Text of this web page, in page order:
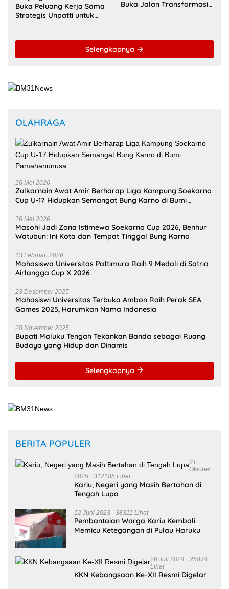
Buka Peluang Kerja Sama
Strategis Unpatti untuk
Buka Jalan Transformasi
Selengkapnya
OLAHRAGA
16 Mei 2026
Zulkarnain Awat Amir Berharap Liga Kampung Soekarno
Cup U-17 Hidupkan Semangat Bung Karno di Bumi
16 Mei 2026
Masohi Jadi Zona Istimewa Soekarno Cup 2026, Benhur
Watubun: Ini Kota dan Tempat Tinggal Bung Karno
13 Februari 2026
Mahasiswa Universitas Pattimura Raih 9 Medali di Satria
Airlangga Cup X 2026
23 Desember 2025
Mahasiswi Universitas Terbuka Ambon Raih Perak SEA
Games 2025, Harumkan Nama Indonesia
28 November 2025
Bupati Maluku Tengah Tekankan Banda sebagai Ruang
Budaya yang Hidup dan Dinamis
Selengkapnya
BERITA POPULER
31
Oktober
2025
312185 Lihat
Kariu, Negeri yang Masih Bertahan di
Tengah Lupa
12 Juni 2023 38311 Lihat
Pembantaian Warga Kariu Kembali
Memicu Ketegangan di Pulau Haruku
26 Juli 2024
25874
Lihat
KKN Kebangsaan Ke-XII Resmi Digelar